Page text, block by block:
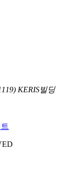
KERIS빌딩